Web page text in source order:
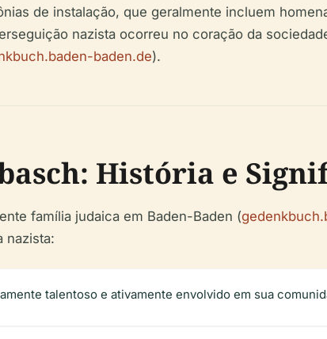
de instalação, que geralmente incluem
nazista ocorreu no coração da
baden.de).
História e
família judaica em Baden-Baden (
nazista:
talentoso e ativamente envolvido em sua